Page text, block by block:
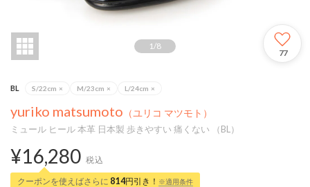
1 /8
77
BL S/22cm × M/23cm × L/24cm ×
yuriko matsumoto （ユリコ マツモト）
ミュール ヒール 本革 日本製 歩きやすい 痛くない （BL）
¥16,280 税込
クーポンを使えばさらに 814円引き！ ※適用条件